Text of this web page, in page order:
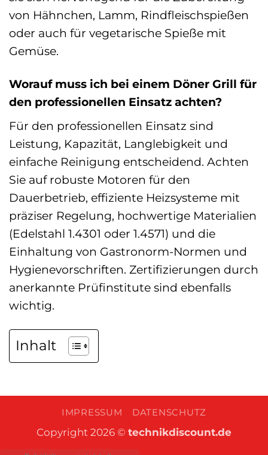
von Hähnchen, Lamm, Rindfleischspießen
oder auch für vegetarische Spieße mit
Gemüse.
Worauf muss ich bei einem Döner Grill für
den professionellen Einsatz achten?
Für den professionellen Einsatz sind
Leistung, Kapazität, Langlebigkeit und
einfache Reinigung entscheidend. Achten
Sie auf robuste Motoren für den
Dauerbetrieb, effiziente Heizsysteme mit
präziser Regelung, hochwertige Materialien
(Edelstahl 1.4301 oder 1.4571) und die
Einhaltung von Gastronorm-Normen und
Hygienevorschriften. Zertifizierungen durch
anerkannte Prüfinstitute sind ebenfalls
wichtig.
Inhalt
IMPRESSUM DATENSCHUTZ
Copyright 2026 © technikdiscount.de